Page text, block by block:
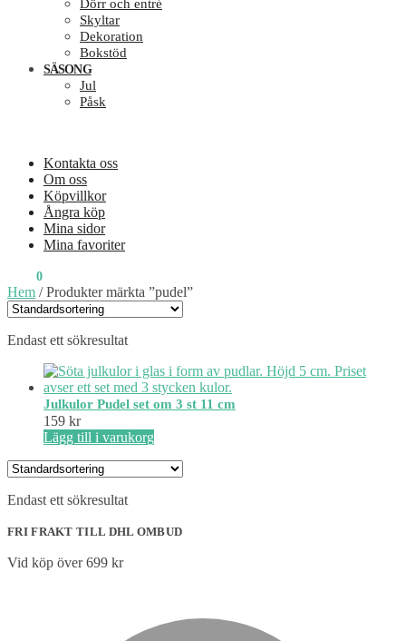
Dörr och entré
Skyltar
Dekoration
Bokstöd
SÄSONG
Jul
Påsk
Kontakta oss
Om oss
Köpvillkor
Ångra köp
Mina sidor
Mina favoriter
0
Hem /Produkter märkta ”pudel”
Endast ett sökresultat
Julkulor Pudel set om 3 st 11 cm
159 kr
Lägg till i varukorg
Endast ett sökresultat
FRI FRAKT TILL DHL OMBUD
Vid köp över 699 kr